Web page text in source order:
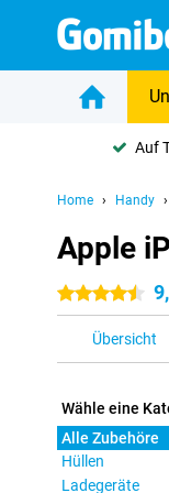
Auf
Home Handy
Apple
4.5 Sterne
Übersicht
Wähle eine
Alle Zubehöre
Hüllen
Ladegeräte